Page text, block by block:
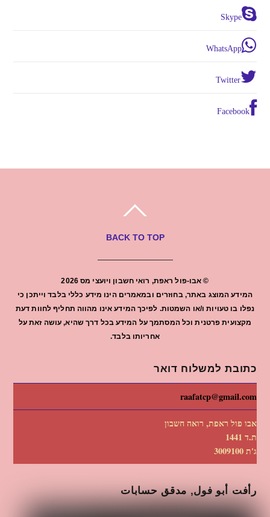
Skype
WhatsApp
Twitter
Facebook
BACK TO TOP
© אבו-פול ראפת, רואי חשבון ויועצי מס2026
המידע המוצג באתר, בחוזרים ובמאמרים הינו מידע כללי בלבד וייתכן כי
נפלו בו טעויות ו/או השמטות. לפיכך המידע אינו מהווה תחליף לחוות דעת
מקצועית פרטנית וכל המסתמך על המידע בכל דרך שהיא, עושה זאת על
אחריותו בלבד.
כתובת למשלוח דואר
raafatcp@gmail.com
אבו פול ראפת, רואה חשבון
ת.ד 1441
ג'ת 3009100
رأفت أبو فول, مدقق حسابات